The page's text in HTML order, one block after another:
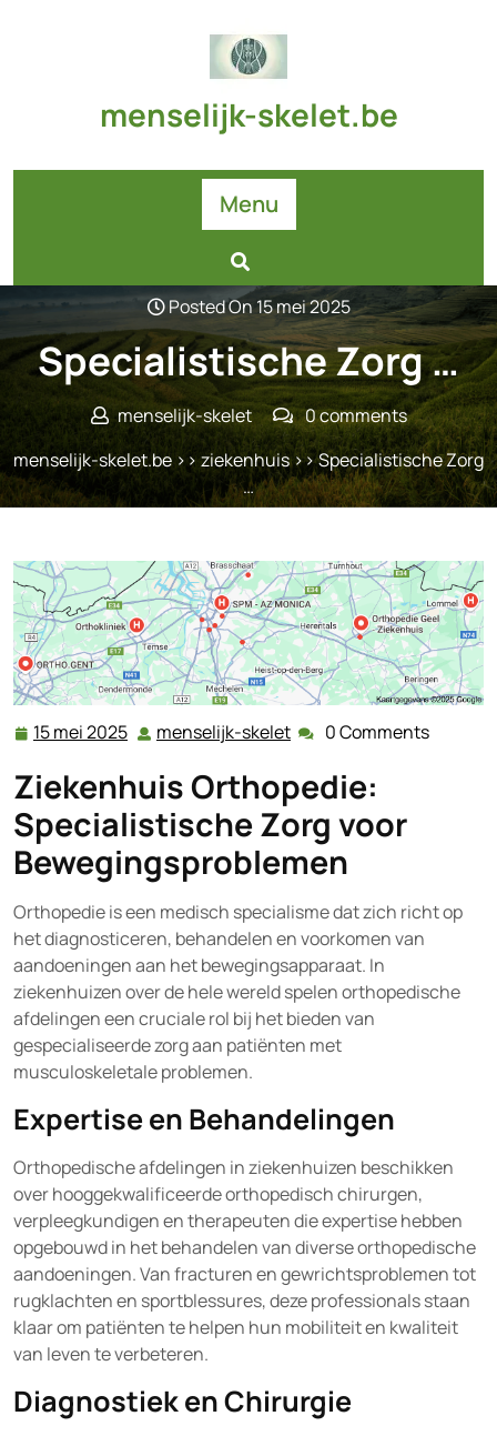
menselijk-skelet.be
Menu
Posted On 15 mei 2025
Specialistische Zorg …
menselijk-skelet
0 comments
menselijk-skelet.be >>ziekenhuis>> Specialistische Zorg
…
15 mei 2025 15
2025
menselijk-skelet menselijk-
0 Comments
Ziekenhuis Orthopedie:
Specialistische Zorg voor
Bewegingsproblemen
Orthopedie is een medisch specialisme dat zich richt op
het diagnosticeren, behandelen en voorkomen van
aandoeningen aan het bewegingsapparaat. In
ziekenhuizen over de hele wereld spelen orthopedische
afdelingen een cruciale rol bij het bieden van
gespecialiseerde zorg aan patiënten met
musculoskeletale problemen.
Expertise en Behandelingen
Orthopedische afdelingen in ziekenhuizen beschikken
over hooggekwalificeerde orthopedisch chirurgen,
verpleegkundigen en therapeuten die expertise hebben
opgebouwd in het behandelen van diverse orthopedische
aandoeningen. Van fracturen en gewrichtsproblemen tot
rugklachten en sportblessures, deze professionals staan
klaar om patiënten te helpen hun mobiliteit en kwaliteit
van leven te verbeteren.
Diagnostiek en Chirurgie